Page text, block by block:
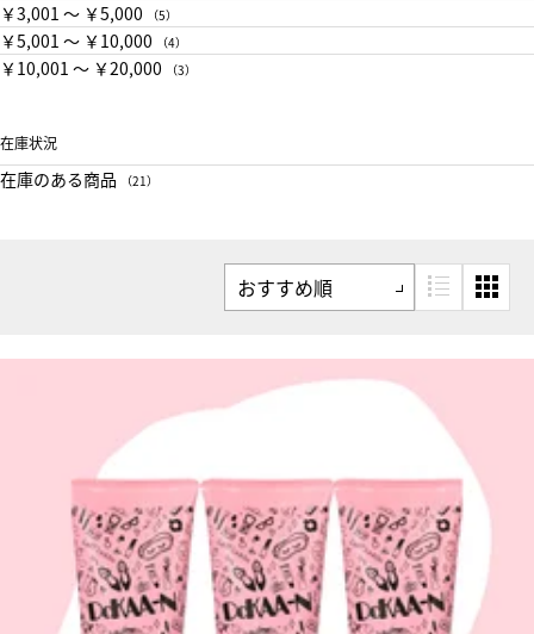
￥3,001 〜 ￥5,000 （5）
￥5,001 〜 ￥10,000 （4）
￥10,001 〜 ￥20,000 （3）
在庫状況
在庫のある商品 （21）